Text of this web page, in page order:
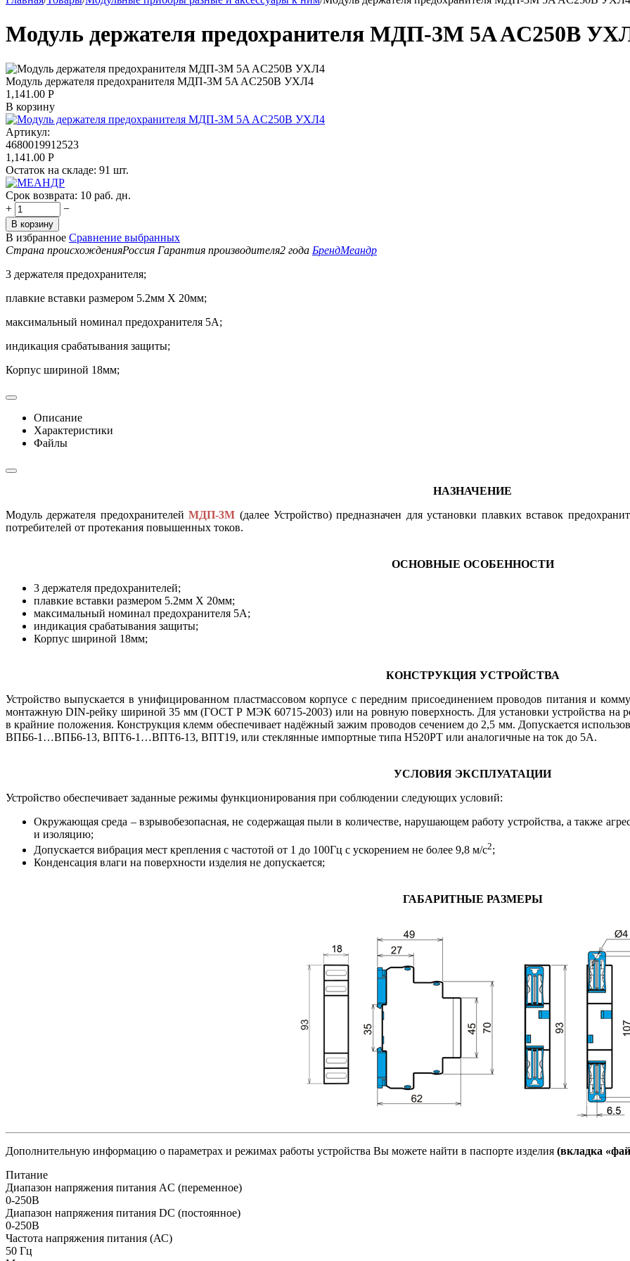
Модуль держателя предохранителя МДП-3М 5A AC250В
Модуль держателя предохранителя МДП-3М 5A AC250В УХЛ4
1,141.00 Р
В корзину
Артикул:
4680019912523
1,141.00 Р
Остаток на складе: 91 шт.
Срок возврата: 10 раб. дн.
+
−
В корзину
В избранное Сравнение выбранных
Страна происхожденияРоссия Гарантия производителя2 года БрендМеандр
3 держателя предохранителя;
плавкие вставки размером 5.2мм Х 20мм;
максимальный номинал предохранителя 5А;
индикация срабатывания защиты;
Корпус шириной 18мм;
Описание
Характеристики
Файлы
НАЗНАЧЕНИЕ
Модуль держателя предохранителейМДП-3М (далее Устройство) предназначен для установки плавких вставок
потребителей от протекания повышенных токов.
ОСНОВНЫЕ ОСОБЕННОСТИ
3 держателя предохранителей;
плавкие вставки размером 5.2мм Х 20мм;
максимальный номинал предохранителя 5А;
индикация срабатывания защиты;
Корпус шириной 18мм;
КОНСТРУКЦИЯ УСТРОЙСТВА
Устройство выпускается в унифицированном пластмассовом корпусе с передним присоединением проводов питания и
монтажную DIN-рейку шириной 35 мм (ГОСТ Р МЭК 60715-2003) или на ровную поверхность. Для установки устройства на
в крайние положения. Конструкция клемм обеспечивает надёжный зажим проводов сечением до 2,5 мм. Допускается
ВПБ6-1…ВПБ6-13, ВПТ6-1…ВПТ6-13, ВПТ19, или стеклянные импортные типа H520PT или аналогичные на ток до 5А.
УСЛОВИЯ ЭКСПЛУАТАЦИИ
Устройство обеспечивает заданные режимы функционирования при соблюдении следующих условий:
Окружающая среда – взрывобезопасная, не содержащая пыли в количестве, нарушающем работу устройства, а также
и изоляцию;
Допускается вибрация мест крепления с частотой от 1 до 100Гц с ускорением не более 9,8 м/с2;
Конденсация влаги на поверхности изделия не допускается;
ГАБАРИТНЫЕ РАЗМЕРЫ
Дополнительную информацию о параметрах и режимах работы устройства Вы можете найти в паспорте изделия (вкладка
Питание
Диапазон напряжения питания AC (переменное)
0-250В
Диапазон напряжения питания DC (постоянное)
0-250В
Частота напряжения питания (АС)
50 Гц